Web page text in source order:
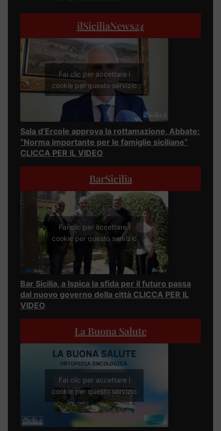
ilSiciliaNews24
Fai clic per accettare i
cookie per questo servizio
Sala d’Ercole approva la rottamazione, Abbate:
“Norma importante per le famiglie siciliane”
CLICCA PER IL VIDEO
BarSicilia
Fai clic per accettare i
cookie per questo servizio
Bar Sicilia, a Ispica la sfida per il futuro passa
dal nuovo governo della città CLICCA PER IL
VIDEO
La Buona Salute
Fai clic per accettare i
cookie per questo servizio